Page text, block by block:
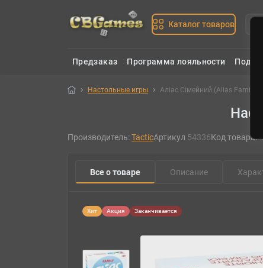
Каталог товаров
Предзаказ Программа лояльности
Настольные игры Аліас Сімейний (Alias Family)
Производитель:TacticАртикул 54336Код товара:
Все о товаре Описание
Хит Акция Заканчивается